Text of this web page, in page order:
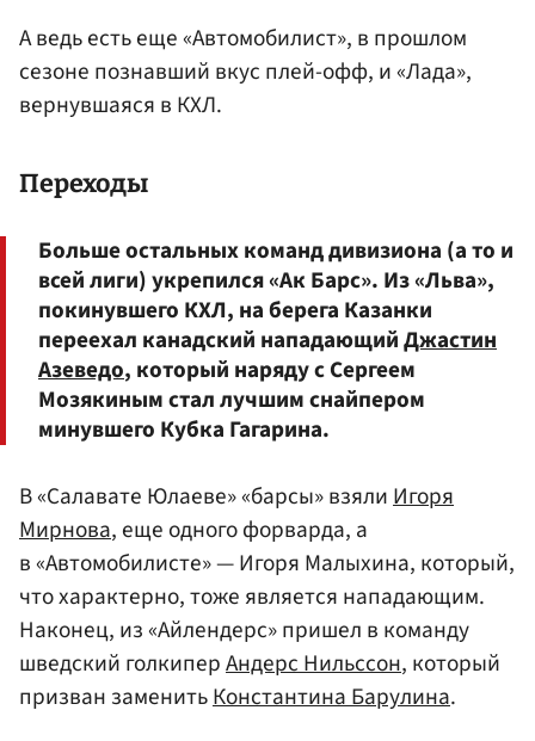
А ведь есть еще «Автомобилист», в прошлом
сезоне познавший вкус плей-офф, и «Лада»,
вернувшаяся в КХЛ.
Переходы
Больше остальных команд дивизиона (а то и
всей лиги) укрепился «Ак Барс». Из «Льва»,
покинувшего КХЛ, на берега Казанки
переехал канадский нападающийДжастин
Азеведо, который наряду с Сергеем
Мозякиным стал лучшим снайпером
минувшего Кубка Гагарина.
В «Салавате Юлаеве» «барсы» взяли Игоря
Мирнова, еще одного форварда, а
в «Автомобилисте» — Игоря Малыхина, который,
что характерно, тоже является нападающим.
Наконец, из «Айлендерс» пришел в команду
шведский голкиперАндерс Нильссон, который
призван заменитьКонстантина Барулина.